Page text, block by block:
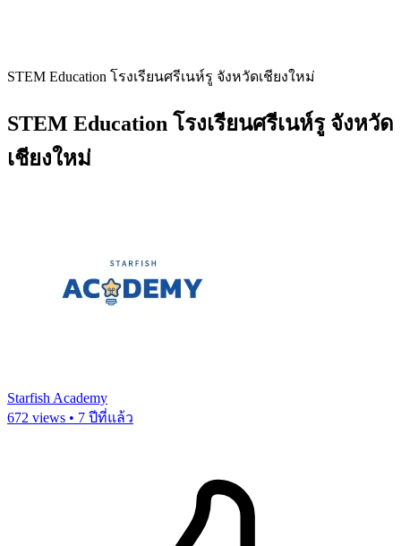
STEM Education โรงเรียนศรีเนห์รู จังหวัดเชียงใหม่
STEM Education โรงเรียนศรีเนห์รู จังหวัด
เชียงใหม่
Starfish Academy
672 views • 7 ปีที่แล้ว